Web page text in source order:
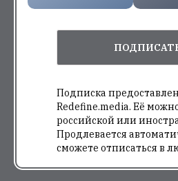
Подписка
Redefine.media. Её
российской или
Продлевается
сможете отписаться в